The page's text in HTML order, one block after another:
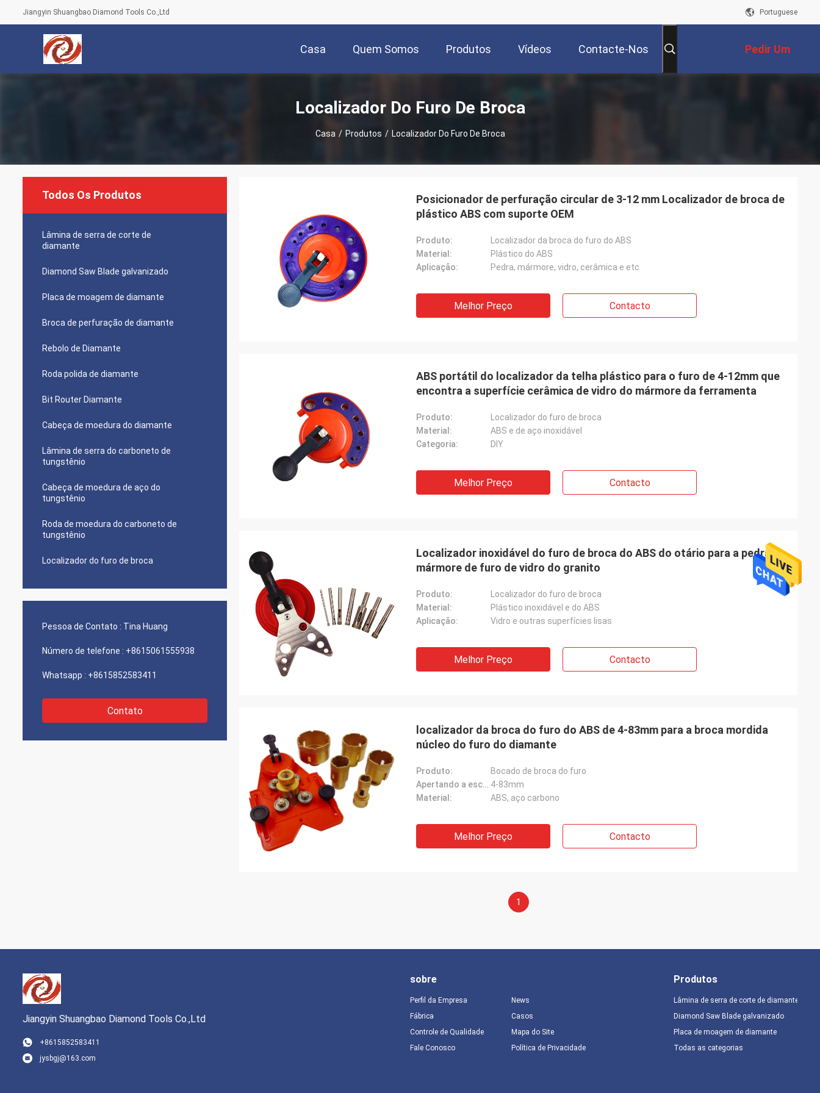
Jiangyin Shuangbao Diamond Tools Co.,Ltd Portuguese
Casa Quem Somos Produtos Vídeos Contacte-Nos Pedir Um
Orçamento
Localizador Do Furo De Broca
Casa / Produtos / Localizador Do Furo De Broca
Todos Os Produtos
Lâmina de serra de corte de
diamante
Diamond Saw Blade galvanizado
Placa de moagem de diamante
Broca de perfuração de diamante
Rebolo de Diamante
Roda polida de diamante
Bit Router Diamante
Cabeça de moedura do diamante
Lâmina de serra do carboneto de
tungstênio
Cabeça de moedura de aço do
tungstênio
Roda de moedura do carboneto de
tungstênio
Localizador do furo de broca
Pessoa de Contato : Tina Huang
Número de telefone : +8615061555938
Whatsapp : +8615852583411
Contato
Posicionador de perfuração circular de 3-12 mm Localizador de broca de
plástico ABS com suporte OEM
Produto:
Localizador da broca do furo do ABS
Material:
Plástico do ABS
Aplicação:
Pedra, mármore, vidro, cerâmica e etc
Melhor Preço Contacto
ABS portátil do localizador da telha plástico para o furo de 4-12mm que
encontra a superfície cerâmica de vidro do mármore da ferramenta
Produto:
Localizador do furo de broca
Material:
ABS e de aço inoxidável
Categoria:
DIY
Melhor Preço Contacto
Localizador inoxidável do furo de broca do ABS do otário para a pedra de
mármore de furo de vidro do granito
Produto:
Localizador do furo de broca
Material:
Plástico inoxidável e do ABS
Aplicação:
Vidro e outras superfícies lisas
Melhor Preço Contacto
localizador da broca do furo do ABS de 4-83mm para a broca mordida
núcleo do furo do diamante
Produto:
Bocado de broca do furo
Apertando a escala: 4-83mm
Material:
ABS, aço carbono
Melhor Preço Contacto
1
Jiangyin Shuangbao Diamond Tools Co.,Ltd
+8615852583411
jysbgj@163.com
sobre
Perfil da Empresa
Fábrica
Controle de Qualidade
Fale Conosco
News
Casos
Mapa do Site
Política de Privacidade
Produtos
Lâmina de serra de corte de diamante
Diamond Saw Blade galvanizado
Placa de moagem de diamante
Todas as categorias